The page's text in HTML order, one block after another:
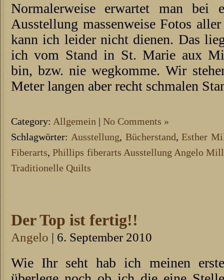
Normalerweise erwartet man bei
Ausstellung massenweise Fotos
kann ich leider nicht dienen. Das
ich vom Stand in St. Marie aux
bin, bzw. nie wegkomme. Wir
Meter langen aber recht schmalen
Category: Allgemein | No Comments »
Schlagwörter: Ausstellung, Bücherstand,Esther
Fiberarts,Phillips fiberarts Ausstellung Angelo
Traditionelle Quilts
Der Top ist fertig!!
Angelo | 6. September 2010
Wie Ihr seht hab ich meinen